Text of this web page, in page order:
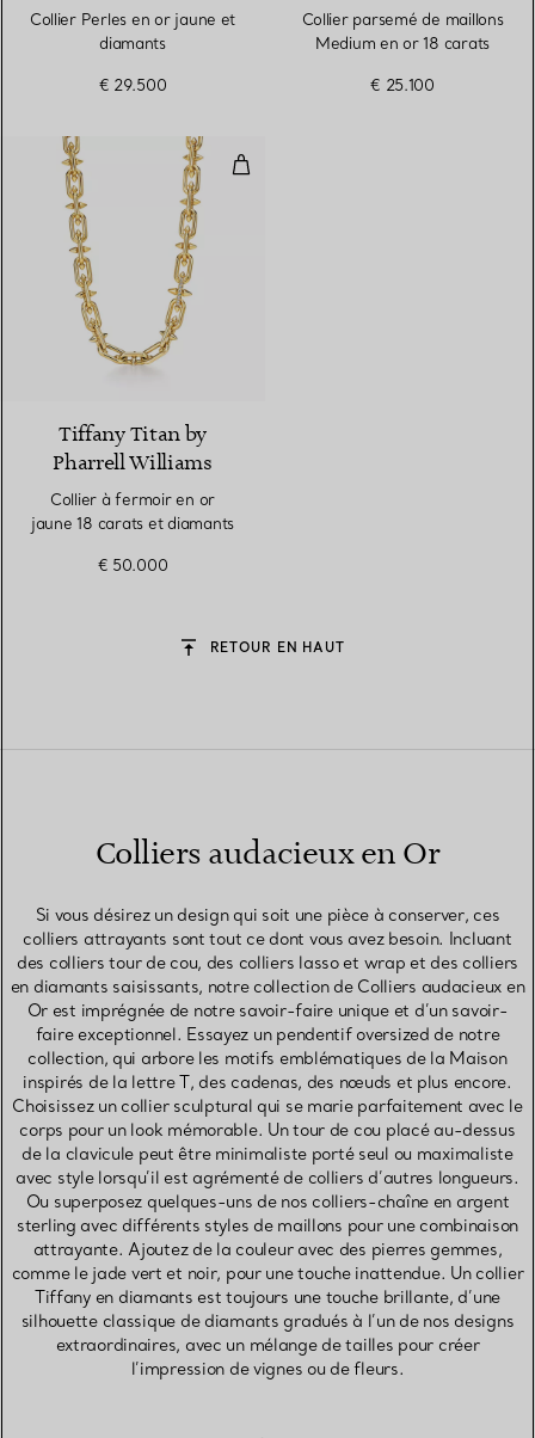
Collier Perles en or jaune et
diamants
€ 29.500
Collier parsemé de maillons
Medium en or 18 carats
€ 25.100
Collier à fermoir en or jaune 18
Tiffany Titan by
Pharrell Williams
Collier à fermoir en or
jaune 18 carats et diamants
€ 50.000
RETOUR EN HAUT
Colliers audacieux en Or
Si vous désirez un design qui soit une pièce à conserver, ces
colliers attrayants sont tout ce dont vous avez besoin. Incluant
des colliers tour de cou, des colliers lasso et wrap et des colliers
en diamants saisissants, notre collection de Colliers audacieux en
Or est imprégnée de notre savoir-faire unique et d’un savoir-
faire exceptionnel. Essayez un pendentif oversized de notre
collection, qui arbore les motifs emblématiques de la Maison
inspirés de la lettre T, des cadenas, des nœuds et plus encore.
Choisissez un collier sculptural qui se marie parfaitement avec le
corps pour un look mémorable. Un tour de cou placé au-dessus
de la clavicule peut être minimaliste porté seul ou maximaliste
avec style lorsqu’il est agrémenté de colliers d’autres longueurs.
Ou superposez quelques-uns de nos colliers-chaîne en argent
sterling avec différents styles de maillons pour une combinaison
attrayante. Ajoutez de la couleur avec des pierres gemmes,
comme le jade vert et noir, pour une touche inattendue. Un collier
Tiffany en diamants est toujours une touche brillante, d’une
silhouette classique de diamants gradués à l’un de nos designs
extraordinaires, avec un mélange de tailles pour créer
l’impression de vignes ou de fleurs.